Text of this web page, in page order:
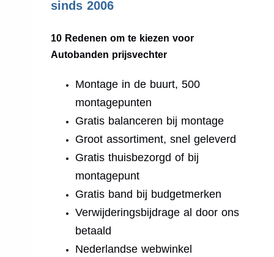
sinds 2006
10 Redenen om te kiezen voor
Autobanden prijsvechter
Montage in de buurt, 500
montagepunten
Gratis balanceren bij montage
Groot assortiment, snel geleverd
Gratis thuisbezorgd of bij
montagepunt
Gratis band bij budgetmerken
Verwijderingsbijdrage al door ons
betaald
Nederlandse webwinkel